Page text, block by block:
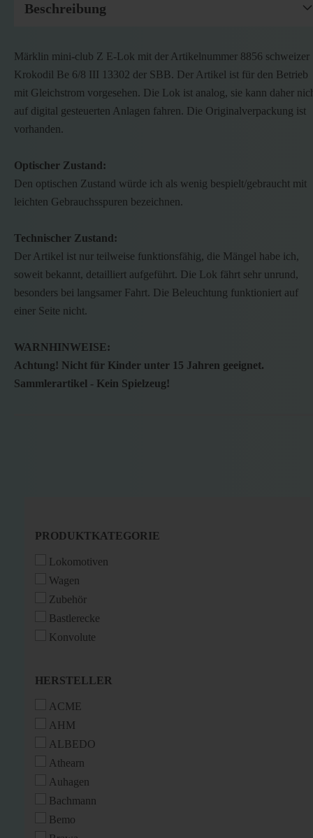
Beschreibung
Märklin mini-club Z E-Lok mit der Artikelnummer 8856 schweizer
Krokodil Be 6/8 III 13302 der SBB. Der Artikel ist für den Betrieb
mit Gleichstrom vorgesehen. Die Lok ist analog, sie kann daher
auf digital gesteuerten Anlagen fahren. Die Originalverpackung ist
vorhanden.
Optischer Zustand:
Den optischen Zustand würde ich als wenig bespielt/gebraucht mit
leichten Gebrauchsspuren bezeichnen.
Technischer Zustand:
Der Artikel ist nur teilweise funktionsfähig, die Mängel habe ich,
soweit bekannt, detailliert aufgeführt. Die Lok fährt sehr unrund,
besonders bei langsamer Fahrt. Die Beleuchtung funktioniert auf
einer Seite nicht.
WARNHINWEISE:
Achtung! Nicht für Kinder unter 15 Jahren geeignet.
Sammlerartikel - Kein Spielzeug!
PRODUKTKATEGORIE
PRODUKTKATEGORIE
Lokomotiven
Wagen
Zubehör
Bastlerecke
Konvolute
HERSTELLER
HERSTELLER
ACME
AHM
ALBEDO
Athearn
Auhagen
Bachmann
Bemo